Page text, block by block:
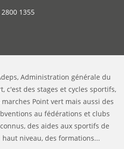
1355
Administration générale du
c'est des stages et cycles sportifs,
marches Point vert mais aussi des
au fédérations et clubs
des aides aux sportifs de
haut niveau, des formations...